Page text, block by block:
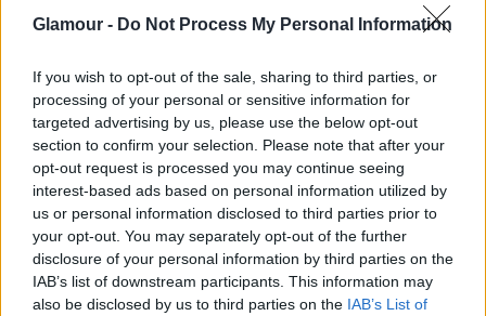
Glamour - Do Not Process My Personal Information
If you wish to opt-out of the sale, sharing to third parties, or
processing of your personal or sensitive information for
targeted advertising by us, please use the below opt-out
section to confirm your selection. Please note that after your
opt-out request is processed you may continue seeing
interest-based ads based on personal information utilized by
us or personal information disclosed to third parties prior to
your opt-out. You may separately opt-out of the further
disclosure of your personal information by third parties on the
IAB’s list of downstream participants. This information may
also be disclosed by us to third parties on the IAB’s List of
Lady Gaga David Bowie pólóban
Fotó:Northfoto